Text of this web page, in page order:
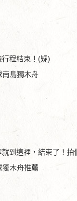
程結束！(疑)
就到這裡，結束了！拍